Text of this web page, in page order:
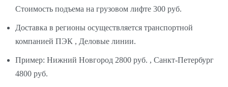
Стоимость подъема на грузовом лифте 300 руб.
Доставка в регионы осуществляется транспортной
компанией ПЭК , Деловые линии.
Пример: Нижний Новгород 2800 руб. , Санкт-Петербург
4800 руб.